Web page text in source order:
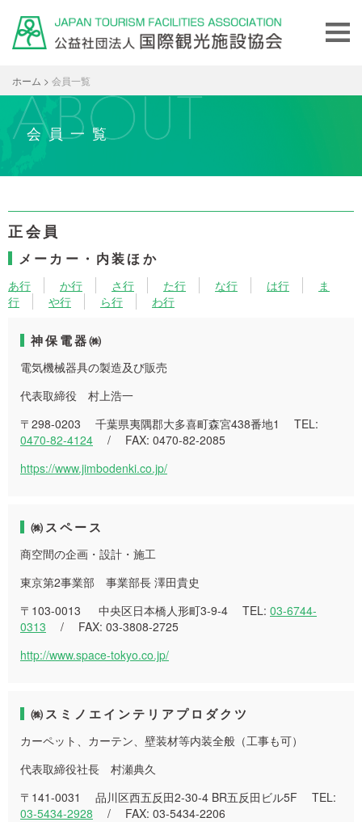
ホーム > 会員一覧
会員一覧
正会員
メーカー・内装ほか
あ行 か行 さ行 た行 な行 は行
ま
行
や行 ら行 わ行
神保電器㈱
電気機械器具の製造及び販売
代表取締役 村上浩一
〒298-0203 千葉県夷隅郡大多喜町森宮438番地1 TEL:
0470-82-4124 / FAX: 0470-82-2085
https://www.jimbodenki.co.jp/
㈱スペース
商空間の企画・設計・施工
東京第2事業部 事業部長 澤田貴史
〒103-0013 中央区日本橋人形町3-9-4 TEL: 03-6744-
0313 / FAX: 03-3808-2725
http://www.space-tokyo.co.jp/
㈱スミノエインテリアプロダクツ
カーペット、カーテン、壁装材等内装全般（工事も可）
代表取締役社長 村瀬典久
〒141-0031 品川区西五反田2-30-4 BR五反田ビル5F TEL:
03-5434-2928 / FAX: 03-5434-2206